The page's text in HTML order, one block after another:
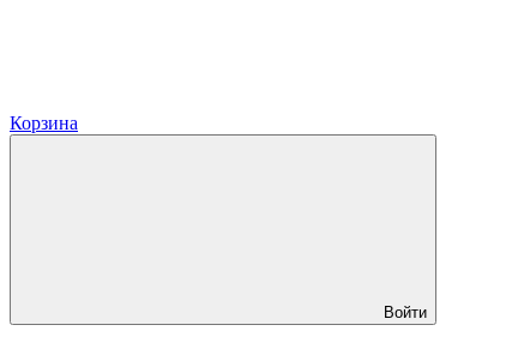
Корзина
Войти